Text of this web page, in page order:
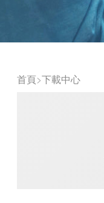
首頁>下載中心